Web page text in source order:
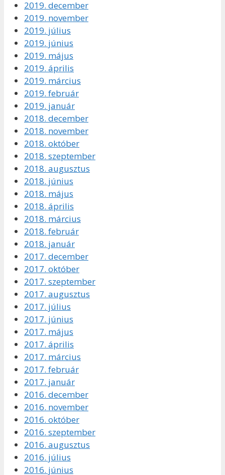
2019. december
2019. november
2019. július
2019. június
2019. május
2019. április
2019. március
2019. február
2019. január
2018. december
2018. november
2018. október
2018. szeptember
2018. augusztus
2018. június
2018. május
2018. április
2018. március
2018. február
2018. január
2017. december
2017. október
2017. szeptember
2017. augusztus
2017. július
2017. június
2017. május
2017. április
2017. március
2017. február
2017. január
2016. december
2016. november
2016. október
2016. szeptember
2016. augusztus
2016. július
2016. június